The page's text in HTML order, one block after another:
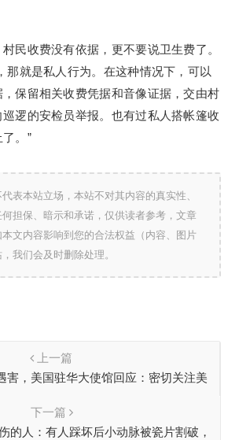
民收费没有依据，更不要说卫生费了。
那就是私人行为。在这种情况下，可以
保留相关收费凭据和音像证据，交由村
逻的安检员举报。也有过私人搭帐篷收
。”
表本站立场，本站不对其内容的真实性、
担保、暗示和承诺，仅供读者参考，文章
文内容影响到您的合法权益（内容、图片
我们会及时删除处理。
上一篇
害，美国驻华大使馆回应：密切关注美
下一篇
的人：有人踩坏后小动脉被瓷片割破，